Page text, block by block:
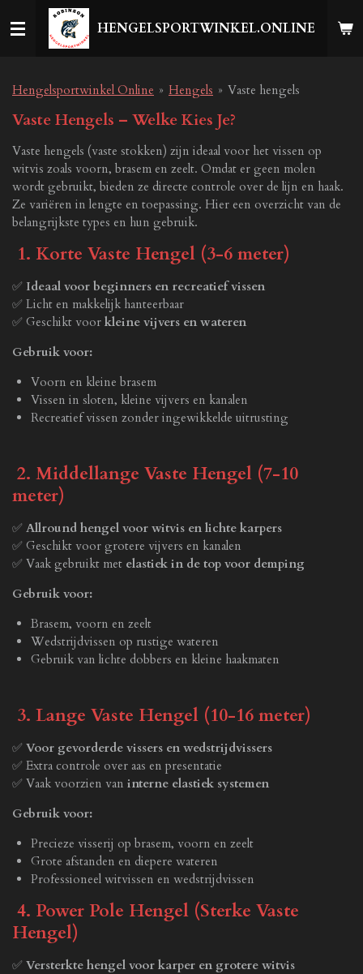
direct
hoofdinhoud
HENGELSPORTWINKEL.ONLINE
Hengelsportwinkel Online » Hengels » Vaste hengels
Vaste Hengels – Welke Kies Je?
Vaste hengels (vaste stokken) zijn ideaal voor het vissen op
witvis zoals voorn, brasem en zeelt. Omdat er geen molen
wordt gebruikt, bieden ze directe controle over de lijn en haak.
Ze variëren in lengte en toepassing. Hier een overzicht van de
belangrijkste types en hun gebruik.
1. Korte Vaste Hengel (3-6 meter)
✅ Ideaal voor beginners en recreatief vissen
✅ Licht en makkelijk hanteerbaar
✅ Geschikt voor kleine vijvers en wateren
Gebruik voor:
Voorn en kleine brasem
Vissen in sloten, kleine vijvers en kanalen
Recreatief vissen zonder ingewikkelde uitrusting
2. Middellange Vaste Hengel (7-10
meter)
✅ Allround hengel voor witvis en lichte karpers
✅ Geschikt voor grotere vijvers en kanalen
✅ Vaak gebruikt met elastiek in de top voor demping
Gebruik voor:
Brasem, voorn en zeelt
Wedstrijdvissen op rustige wateren
Gebruik van lichte dobbers en kleine haakmaten
3. Lange Vaste Hengel (10-16 meter)
✅ Voor gevorderde vissers en wedstrijdvissers
✅ Extra controle over aas en presentatie
✅ Vaak voorzien van interne elastiek systemen
Gebruik voor:
Precieze visserij op brasem, voorn en zeelt
Grote afstanden en diepere wateren
Professioneel witvissen en wedstrijdvissen
4. Power Pole Hengel (Sterke Vaste
Hengel)
✅ Versterkte hengel voor karper en grotere witvis